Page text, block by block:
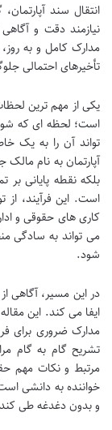
انتقال سند
نیازمند دقت و
مدارک کامل و به
تأخیرهای احتمالی
یکی از مهم ترین
است؛ لحظه ای که
تواند آن را به یک
آپارتمان به نام مالک
بلکه نقطه پایانی
است. این فرآیند، از
کاری های حقوقی و
می تواند به سادگی
شود.
در این مسیر، آگاهی
ایفا می کند. این
مدارک ضروری برای
تشریح گام به گام
مرتبط و نکات مهم
خواننده به دانشی
و بدون دغدغه طی